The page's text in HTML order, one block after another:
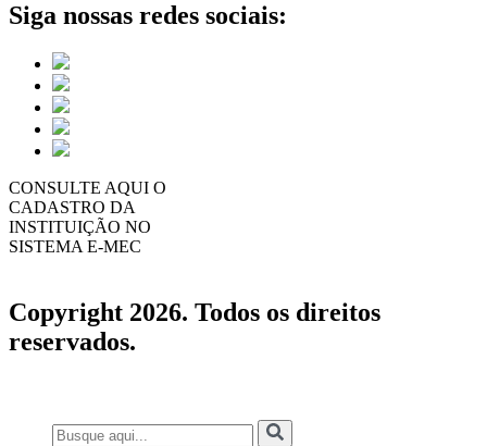
Siga nossas redes sociais:
CONSULTE AQUI O
CADASTRO DA
INSTITUIÇÃO NO
SISTEMA E-MEC
Copyright 2026. Todos os direitos
reservados.